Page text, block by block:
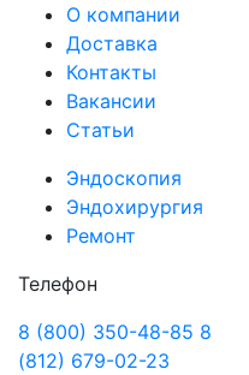
О компании
Доставка
Контакты
Вакансии
Статьи
Эндоскопия
Эндохирургия
Ремонт
Телефон
8 (800) 350-48-85 8
(812) 679-02-23